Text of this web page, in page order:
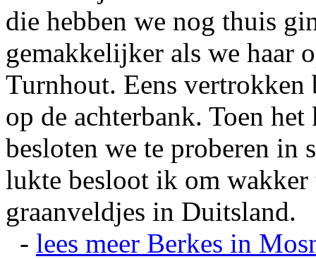
die hebben we nog thuis
gemakkelijker als we haar
Turnhout. Eens vertrokken
op de achterbank. Toen
besloten we te proberen in
lukte besloot ik om
graanveldjes in Duitsland.
- lees meer Berkes in